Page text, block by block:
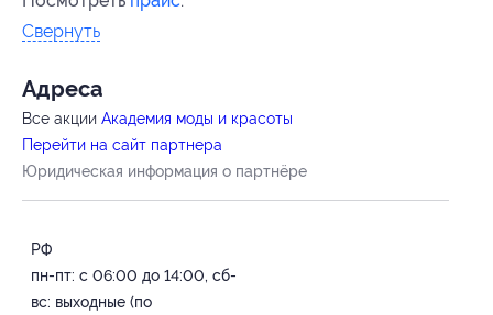
Свернуть
Адресa
Все акции Академия моды и красоты
Перейти на сайт партнера
Юридическая информация о партнёре
РФ
пн-пт: с 06:00 до 14:00, сб-
вс: выходные (по